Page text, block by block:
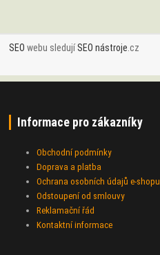
SEO webu sledujíSEO nástroje .cz
Informace pro zákazníky
Obchodní podmínky
Doprava a platba
Ochrana osobních údajů e-shopu
Odstoupení od smlouvy
Reklamační řád
Kontaktní informace